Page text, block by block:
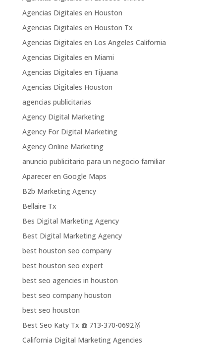
Agencias Digitales en Houston
Agencias Digitales en Houston Tx
Agencias Digitales en Los Angeles California
Agencias Digitales en Miami
Agencias Digitales en Tijuana
Agencias Digitales Houston
agencias publicitarias
Agency Digital Marketing
Agency For Digital Marketing
Agency Online Marketing
anuncio publicitario para un negocio familiar
Aparecer en Google Maps
B2b Marketing Agency
Bellaire Tx
Bes Digital Marketing Agency
Best Digital Marketing Agency
best houston seo company
best houston seo expert
best seo agencies in houston
best seo company houston
best seo houston
Best Seo Katy Tx ☎️ 713-370-0692🥇
California Digital Marketing Agencies